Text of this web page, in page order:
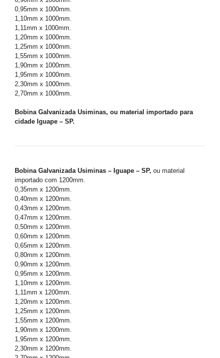
0,95mm x 1000mm.
1,10mm x 1000mm.
1,11mm x 1000mm.
1,20mm x 1000mm.
1,25mm x 1000mm.
1,55mm x 1000mm.
1,90mm x 1000mm.
1,95mm x 1000mm.
2,30mm x 1000mm.
2,70mm x 1000mm.
Bobina Galvanizada Usiminas, ou material importado para
cidade Iguape – SP.
Bobina Galvanizada Usiminas – Iguape – SP, ou material
importado com 1200mm.
0,35mm x 1200mm.
0,40mm x 1200mm.
0,43mm x 1200mm.
0,47mm x 1200mm.
0,50mm x 1200mm.
0,60mm x 1200mm.
0,65mm x 1200mm.
0,80mm x 1200mm.
0,90mm x 1200mm.
0,95mm x 1200mm.
1,10mm x 1200mm.
1,11mm x 1200mm.
1,20mm x 1200mm.
1,25mm x 1200mm.
1,55mm x 1200mm.
1,90mm x 1200mm.
1,95mm x 1200mm.
2,30mm x 1200mm.